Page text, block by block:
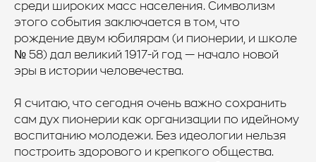
среди широких масс населения. Символизм
этого события заключается в том, что
рождение двум юбилярам (и пионерии, и школе
№ 58) дал великий 1917-й год — начало новой
эры в истории человечества.
Я считаю, что сегодня очень важно сохранить
сам дух пионерии как организации по идейному
воспитанию молодежи. Без идеологии нельзя
построить здорового и крепкого общества.